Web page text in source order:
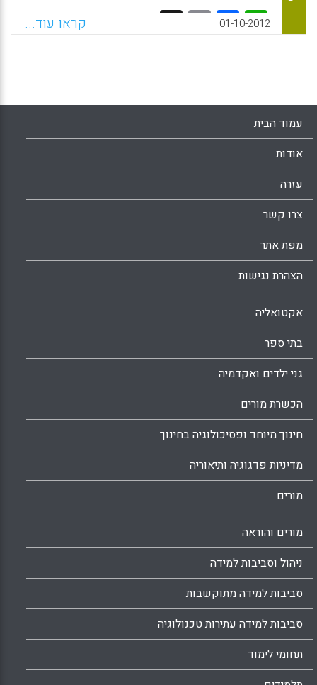
WhatsApp
Facebook
Email 01-10-2012 קראו עוד...
עמוד הבית
אודות
עזרה
צרו קשר
מפת אתר
הצהרת נגישות
אקטואליה
בתי ספר
גני ילדים ואקדמיה
הכשרת מורים
חינוך מיוחד ופסיכולוגיה בחינוך
מדיניות פדגוגיה ותיאוריה
מורים
מורים והוראה
ניהול וסביבות למידה
סביבות למידה מתוקשבות
סביבות למידה עתירות טכנולוגיה
תחומי לימוד